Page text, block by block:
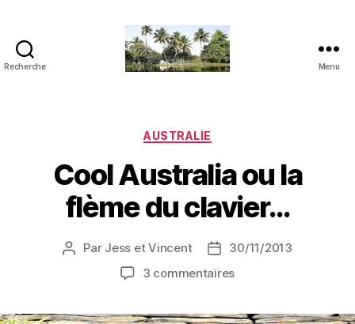
Recherche Menu
Catégories
AUSTRALIE
Cool Australia ou la
flème du clavier…
Auteur
Par Jess et Vincent
Date
de
30/11/2013
3 commentairessur